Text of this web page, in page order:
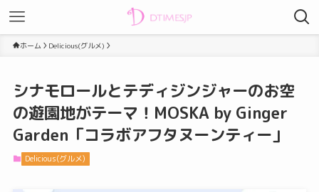
ホーム Delicious(グルメ)
シナモロールとテディジンジャーのお空
の遊園地がテーマ！MOSKA by Ginger
Garden「コラボアフタヌーンティー」
Delicious(グルメ)